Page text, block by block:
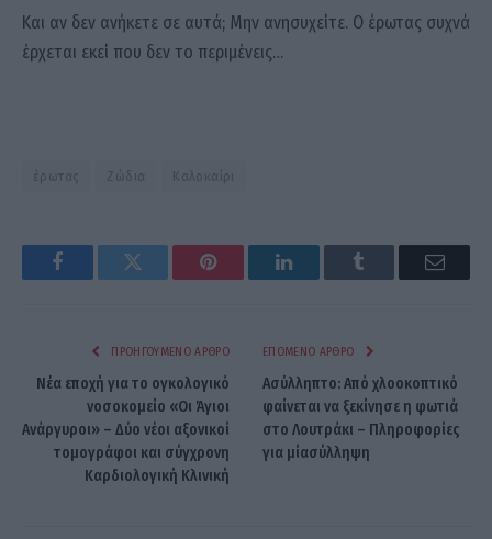
Και αν δεν ανήκετε σε αυτά; Μην ανησυχείτε. Ο έρωτας συχνά
έρχεται εκεί που δεν το περιμένεις…
έρωτας Ζώδια Καλοκαίρι
FacebookTwitter Pinterest LinkedInTumblr Email
ΠΡΟΗΓΟΎΜΕΝΟ ΆΡΘΡΟ
Νέα εποχή για το ογκολογικό
νοσοκομείο «Οι Άγιοι
Ανάργυροι» – Δύο νέοι αξονικοί
τομογράφοι και σύγχρονη
Καρδιολογική Κλινική
ΕΠΌΜΕΝΟ ΆΡΘΡΟ
Ασύλληπτο: Από χλοοκοπτικό
φαίνεται να ξεκίνησε η φωτιά
στο Λουτράκι – Πληροφορίες
για μίασύλληψη